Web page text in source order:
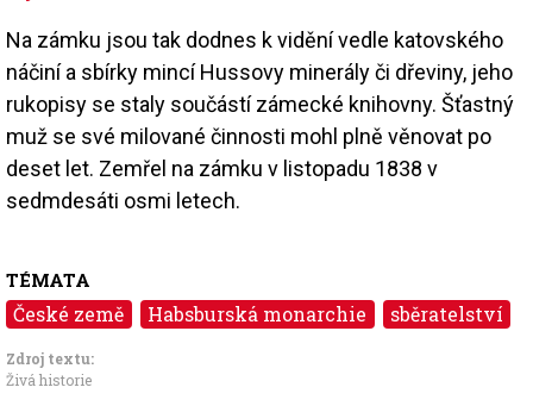
Na zámku jsou tak dodnes k vidění vedle katovského
náčiní a sbírky mincí Hussovy minerály či dřeviny, jeho
rukopisy se staly součástí zámecké knihovny. Šťastný
muž se své milované činnosti mohl plně věnovat po
deset let. Zemřel na zámku v listopadu 1838 v
sedmdesáti osmi letech.
TÉMATA
České země Habsburská monarchie sběratelství
Zdroj textu:
Živá historie